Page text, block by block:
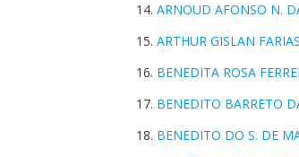
ARNOUD AFONSO N.
ARTHUR GISLAN
BENEDITA ROSA
BENEDITO BARRETO
BENEDITO DO S. DE